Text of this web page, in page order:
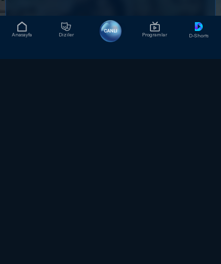
Anasayfa Diziler
CANLI
Programlar D-Shorts